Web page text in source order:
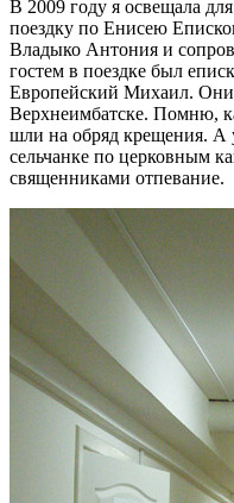
В 2009 году я освещала
поездку по Енисею
Владыко Антония и
гостем в поездке был
Европейский Михаил. Они
Верхнеимбатске. Помню,
шли на обряд крещения. А
сельчанке по церковным
священниками отпевание.